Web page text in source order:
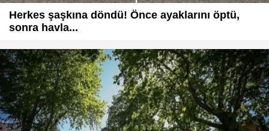
Herkes şaşkına döndü! Önce ayaklarını öptü,
sonra havla...